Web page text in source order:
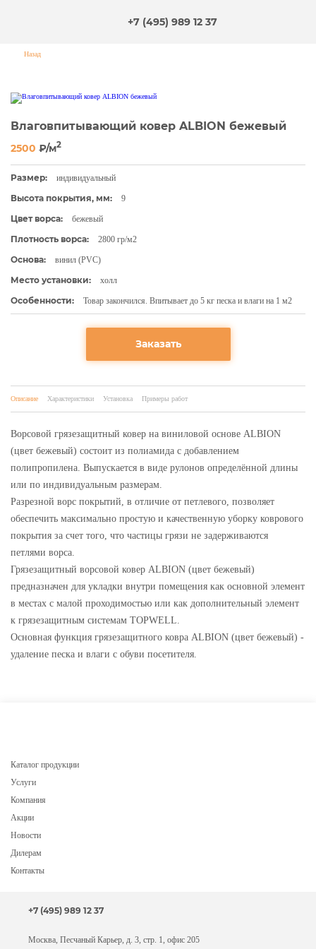
+7 (495) 989 12 37
Назад
Влаговпитывающий ковер ALBION бежевый
2500 ₽/м2
Размер: индивидуальный
Высота покрытия, мм: 9
Цвет ворса: бежевый
Плотность ворса: 2800 гр/м2
Основа: винил (PVC)
Место установки: холл
Особенности: Товар закончился. Впитывает до 5 кг песка и влаги на 1 м2
Заказать
Описание Характеристики Установка Примеры работ
Ворсовой грязезащитный ковер на виниловой основе ALBION
(цвет бежевый) состоит из полиамида с добавлением
полипропилена. Выпускается в виде рулонов определённой длины
или по индивидуальным размерам.
Разрезной ворс покрытий, в отличие от петлевого, позволяет
обеспечить максимально простую и качественную уборку коврового
покрытия за счет того, что частицы грязи не задерживаются
петлями ворса.
Грязезащитный ворсовой ковер ALBION (цвет бежевый)
предназначен для укладки внутри помещения как основной элемент
в местах с малой проходимостью или как дополнительный элемент
к грязезащитным системам TOPWELL.
Основная функция грязезащитного ковра ALBION (цвет бежевый) -
удаление песка и влаги с обуви посетителя.
Каталог продукции
Услуги
Компания
Акции
Новости
Дилерам
Контакты
+7 (495) 989 12 37
Москва, Песчаный Карьер, д. 3, стр. 1, офис 205